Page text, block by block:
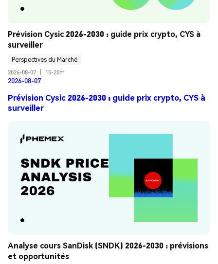
Prévision Cysic 2026-2030 : guide prix crypto, CYS à
surveiller
Perspectives du Marché
2026-08-07
15-20m
2026-08-07
Prévision Cysic 2026-2030 : guide prix crypto, CYS à
surveiller
Analyse cours SanDisk (SNDK) 2026-2030 : prévisions
et opportunités